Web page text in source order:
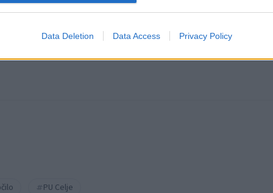
Data Deletion Data Access Privacy Policy
kazensko odgovoren za javno spodbujanje sovraštva, nasilja ali
vsebinami bodo odstranjeni. Pravila komentiranja →
PU Celje